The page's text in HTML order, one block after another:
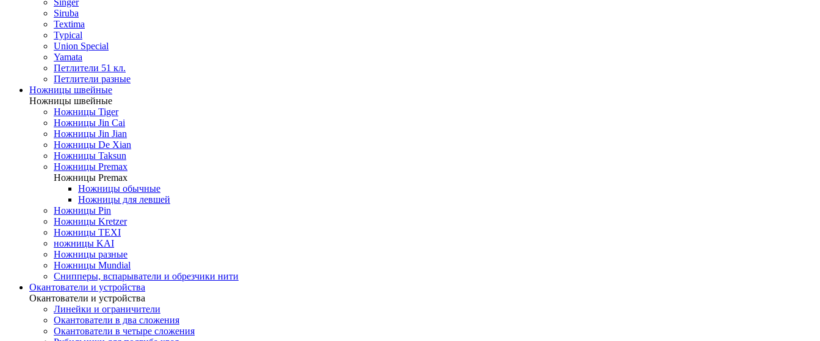
Singer
Siruba
Textima
Typical
Union Special
Yamata
Петлители 51 кл.
Петлители разные
Ножницы швейные
Ножницы швейные
Ножницы Tiger
Ножницы Jin Cai
Ножницы Jin Jian
Ножницы De Xian
Ножницы Taksun
Ножницы Premax
Ножницы Premax
Ножницы обычные
Ножницы для левшей
Ножницы Pin
Ножницы Kretzer
Ножницы TEXI
ножницы KAI
Ножницы разные
Ножницы Mundial
Снипперы, вспарыватели и обрезчики нити
Окантователи и устройства
Окантователи и устройства
Линейки и ограничители
Окантователи в два сложения
Окантователи в четыре сложения